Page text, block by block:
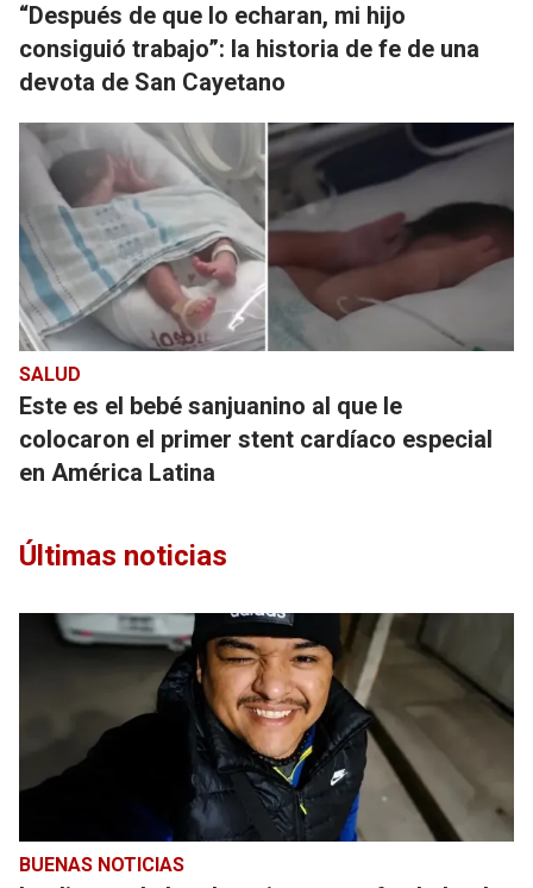
“Después de que lo echaran, mi hijo
consiguió trabajo”: la historia de fe de una
devota de San Cayetano
SALUD
Este es el bebé sanjuanino al que le
colocaron el primer stent cardíaco especial
en América Latina
Últimas noticias
BUENAS NOTICIAS